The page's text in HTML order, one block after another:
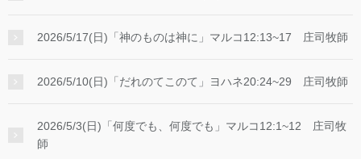
2026/5/17(日)「神のものは神に」マルコ12:13~17 庄司牧師
2026/5/10(日)「だれのてこのて」ヨハネ20:24~29 庄司牧師
2026/5/3(日)「何度でも、何度でも」マルコ12:1~12 庄司牧
師